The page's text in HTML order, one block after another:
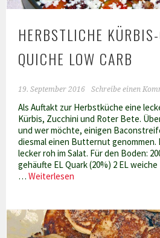
HERBSTLICHE
QUICHE LOW CARB
19. September 2016 Schreibe einen
Als Auftakt zur Herbstküche eine
Kürbis, Zucchini und Roter Bete.
und wer möchte, einigen
diesmal einen Butternut genommen.
lecker roh im Salat. Für den Boden:
gehäufte EL Quark (20%) 2 EL
…Weiterlesen
Quiche
low
carb